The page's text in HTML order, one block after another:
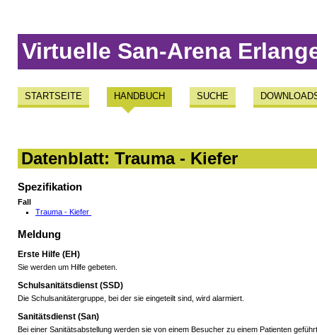
Virtuelle San-Arena
STARTSEITE HANDBUCH SUCHE
Datenblatt: Trauma - Kiefer
Spezifikation
Fall
Trauma - Kiefer
Meldung
Erste Hilfe (EH)
Sie werden um Hilfe gebeten.
Schulsanitätsdienst (SSD)
Die Schulsanitätergruppe, bei der sie eingeteilt sind, wird alarmiert.
Sanitätsdienst (San)
Bei einer Sanitätsabstellung werden sie von einem Besucher zu einem Patienten